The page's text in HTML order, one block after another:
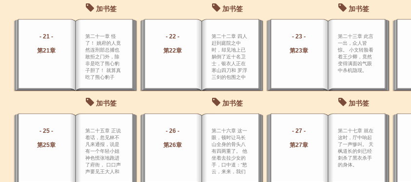
加书签
体虚弱而已。
加书签
概会睡上个一两
天。 加书签
- 21 -
第21章
第二十一章 怪
了！ 姚府的人竟
然连刑部总捕也
敢拒之门外，除
非是吃了熊心豹
子胆了！ 就算真
吃了熊心豹子
人，也很难找出
几个来！ 贾英很
吃惊，也很生
加书签
- 22 -
第22章
第二十二章 四人
赶到庭院之中
时，却见地上已
躺倒了近十名卫
士，银衣人正在
寒山四刀和 罗浮
三剑的包围之中
撞开铁扇，飞身
直冲过去，大喝
道：“都退下，看
一声，已施身飞
起，在半空中一
扬
加书签
- 23 -
第23章
第二十三章 此言
一出，众人皆
惊。 小文转脸看
着王少卿，竟然
变得满面凶气眼
中杀机隐现。
加书签
- 25 -
第25章
第二十五章 正说
着话，忽见林不
凡来通报，说是
有一个年轻小姐
神色慌张地跑进
了府衙， 口口声
声要见王大人和
- 26 -
第26章
第二十六章 这一
眼，顿时让马长
山全身的骨头八
有四两重了。 他
坐着去拉少女的
手，口中道：“愁
云，来来，我们
- 27 -
第27章
第二十七章 就在
这时，厅中响起
了一声惨叫。 天
枫道长的剑已经
刺杀了黑衣杀手
的身体。